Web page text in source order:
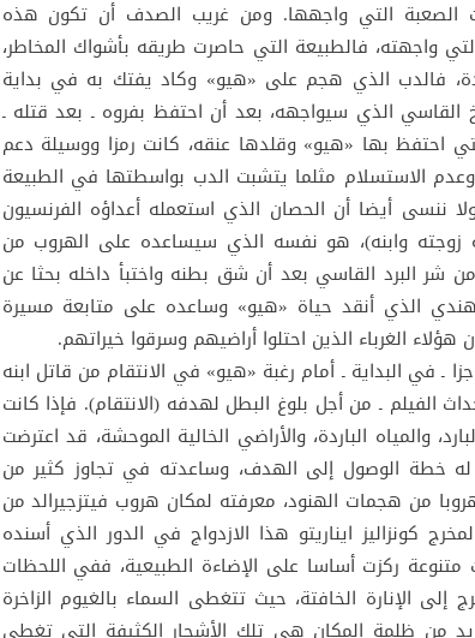
الصعبة التي واجهها. ومن غريب الصدف أن تكون هذه
واجهته، فالطبيعة التي حاصرت طريقه بأشواك المخاطر،
فالدب الذي هجم على «هيو» وكاد يفتك به في بداية
القاسي الذي سيواجهه، بعد أن احتفظ بفروه ـ بعد قتله ـ
احتفظ بها «هيو» وقلدها عنقه، كانت رمزا ووسيلة دعم
الاستسلام مثلما يتشبت الدب بواسطتها في الطبيعة
ننسى أيضا أن الحصان الذي استعمله أعداؤه الفرنسيون
زوجته وابنه)، هو نفسه الذي سيساعده على الهروب من
شر البرد القاسي بعد أن شق بطنه واختبأ داخله بحثا عن
الذي أنقد حياة «هيو» وساعده على متابعة مسيرة
هؤلاء الغرباء الذين احتلوا أراضيهم وسرقوا خيراتهم.
ـ في البداية ـ أمام رغبة «هيو» في الانتقام من قاتل ابنه
الفيلم ـ من أجل بلوغ البطل لهدفه (الانتقام). فإذا كانت
والمياه الباردة، والأراضي الخالية الموحشة، قد اعترضت
خطة الوصول إلى الهدف، وساعدته في تجاوز كثير من
من هجمات الهنود، معرفته لمكان هروب فيتزجيرالد من
كونزاليز ايناريتو هذا الازدواج في الدور الذي أسنده
متنوعة ركزت أساسا على الإضاءة الطبيعية، ففي اللحظات
الإنارة الخافتة، حيث تتغطى السماء بالغيوم الزاخرة
يزيد من ظلمة المكان هي تلك الأشجار الكثيفة التي تغطي